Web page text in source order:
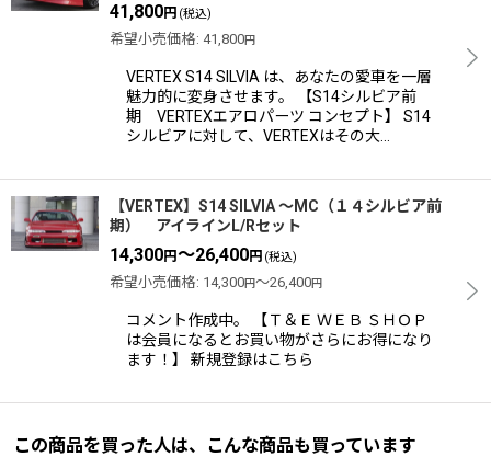
41,800円 (税込)
希望小売価格: 41,800円
VERTEX S14 SILVIA は、あなたの愛車を一層
魅力的に変身させます。 【S14シルビア前
期 VERTEXエアロパーツ コンセプト】 S14
シルビアに対して、VERTEXはその大…
【VERTEX】S14 SILVIA 〜MC（１４シルビア前
期） アイラインL/Rセット
14,300円～26,400円 (税込)
希望小売価格: 14,300円～26,400円
コメント作成中。 【Ｔ＆Ｅ ＷＥＢ ＳＨＯＰ
は会員になるとお買い物がさらにお得になり
ます！】 新規登録はこちら
この商品を買った人は、こんな商品も買っています